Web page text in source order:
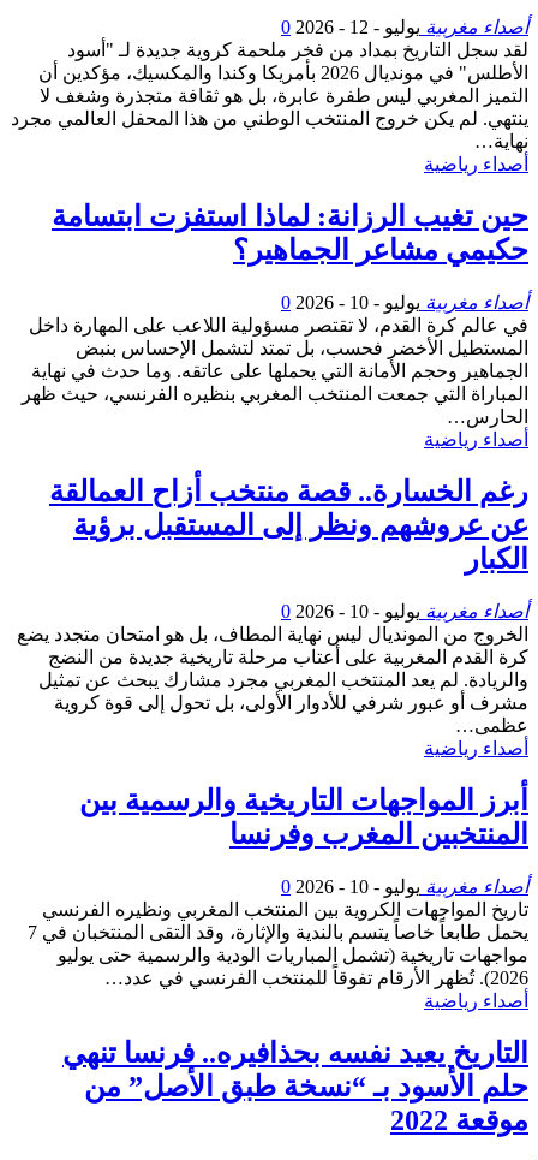
أصداء مغربية يوليو - 12 - 2026
0
لقد سجل التاريخ بمداد من فخر ملحمة كروية جديدة لـ "أسود
الأطلس" في مونديال 2026 بأمريكا وكندا والمكسيك، مؤكدين أن
التميز المغربي ليس طفرة عابرة، بل هو ثقافة متجذرة وشغف لا
ينتهي. لم يكن خروج المنتخب الوطني من هذا المحفل العالمي مجرد
نهاية…
أصداء رياضية
​حين تغيب الرزانة: لماذا استفزت ابتسامة
حكيمي مشاعر الجماهير؟
أصداء مغربية يوليو - 10 - 2026
0
​في عالم كرة القدم، لا تقتصر مسؤولية اللاعب على المهارة داخل
المستطيل الأخضر فحسب، بل تمتد لتشمل الإحساس بنبض
الجماهير وحجم الأمانة التي يحملها على عاتقه. وما حدث في نهاية
المباراة التي جمعت المنتخب المغربي بنظيره الفرنسي، حيث ظهر
الحارس…
أصداء رياضية
رغم الخسارة.. قصة منتخب أزاح العمالقة
عن عروشهم ونظر إلى المستقبل برؤية
الكبار
أصداء مغربية يوليو - 10 - 2026
0
الخروج من المونديال ليس نهاية المطاف، بل هو امتحان متجدد يضع
كرة القدم المغربية على أعتاب مرحلة تاريخية جديدة من النضج
والريادة. لم يعد المنتخب المغربي مجرد مشارك يبحث عن تمثيل
مشرف أو عبور شرفي للأدوار الأولى، بل تحول إلى قوة كروية
عظمى…
أصداء رياضية
أبرز المواجهات التاريخية والرسمية بين
المنتخبين المغرب وفرنسا
أصداء مغربية يوليو - 10 - 2026
0
تاريخ المواجهات الكروية بين المنتخب المغربي ونظيره الفرنسي
يحمل طابعاً خاصاً يتسم بالندية والإثارة، وقد التقى المنتخبان في 7
مواجهات تاريخية (تشمل المباريات الودية والرسمية حتى يوليو
2026). تُظهر الأرقام تفوقاً للمنتخب الفرنسي في عدد…
أصداء رياضية
التاريخ يعيد نفسه بحذافيره.. فرنسا تنهي
حلم الأسود بـ “نسخة طبق الأصل” من
موقعة 2022